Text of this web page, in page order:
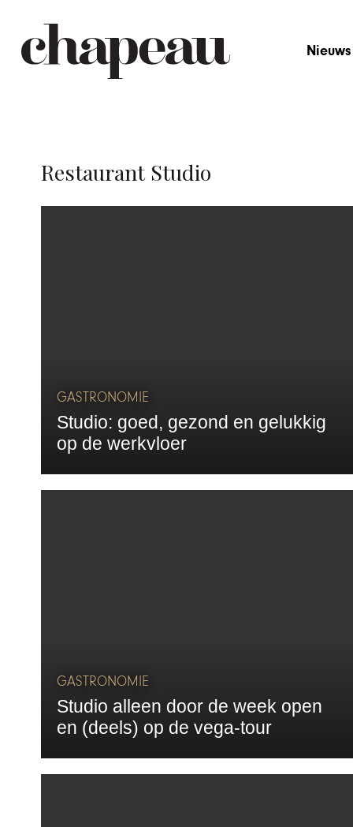
Nieuws
Restaurant Studio
GASTRONOMIE
Studio: goed, gezond en gelukkig
op de werkvloer
GASTRONOMIE
Studio alleen door de week open
en (deels) op de vega-tour